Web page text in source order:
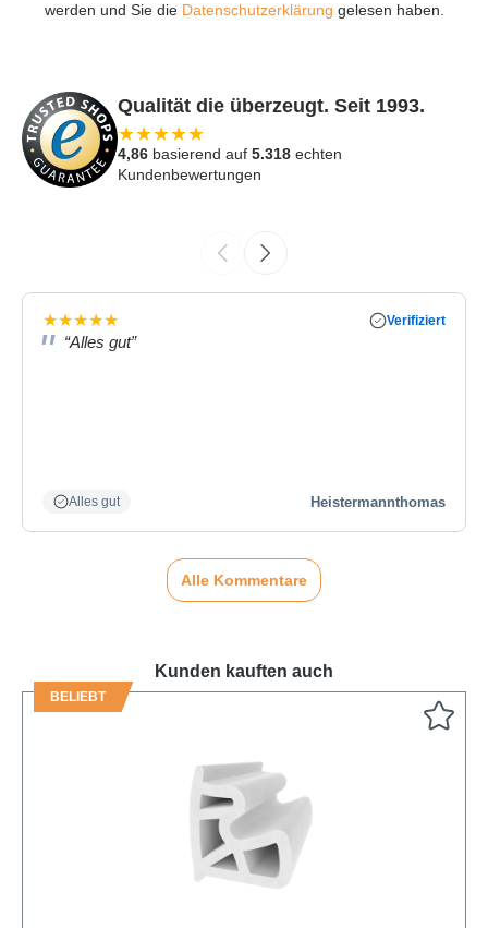
werden und Sie dieDatenschutzerklärung gelesen haben.
Qualität die überzeugt. Seit 1993.
★★★★★
4,86 basierend auf 5.318 echten
Kundenbewertungen
★★★★★ Verifiziert
“Alles gut”
Alles gut Heistermannthomas
Alle Kommentare
Kunden kauften auch
BELIEBT